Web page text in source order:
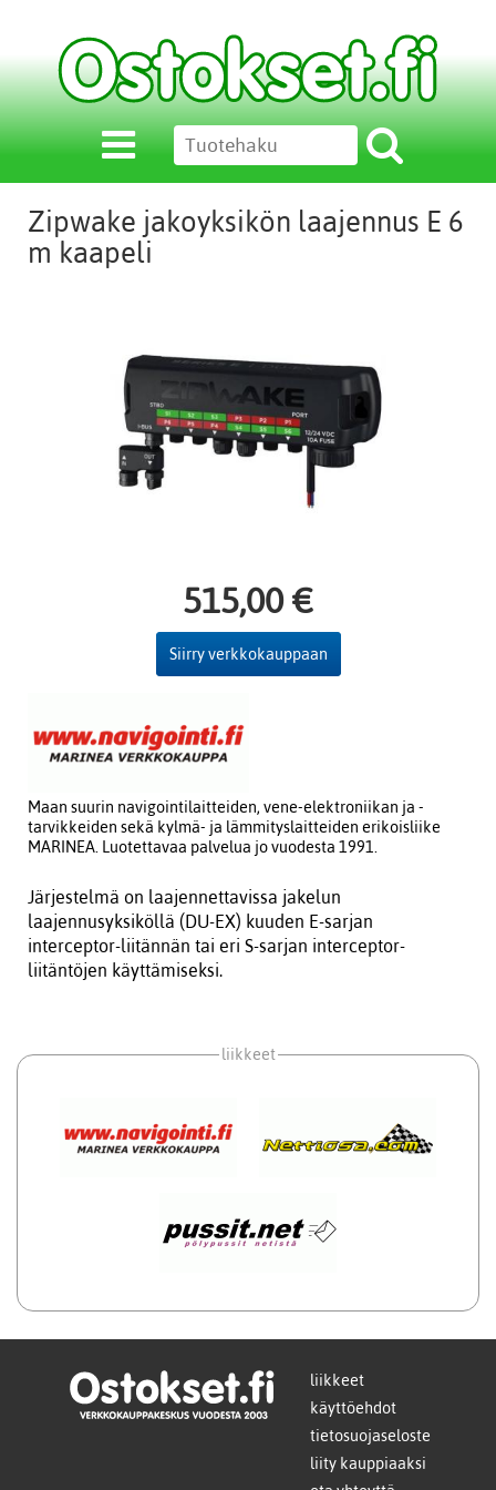
Zipwake jakoyksikön laajennus E 6
m kaapeli
515,00 €
Siirry verkkokauppaan
Maan suurin navigointilaitteiden, vene-elektroniikan ja -
tarvikkeiden sekä kylmä- ja lämmityslaitteiden erikoisliike
MARINEA. Luotettavaa palvelua jo vuodesta 1991.
Järjestelmä on laajennettavissa jakelun
laajennusyksiköllä (DU-EX) kuuden E-sarjan
interceptor-liitännän tai eri S-sarjan interceptor-
liitäntöjen käyttämiseksi.
liikkeet
liikkeet
käyttöehdot
tietosuojaseloste
liity kauppiaaksi